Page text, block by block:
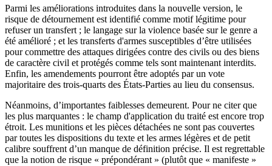
Parmi les améliorations introduites dans la nouvelle version, le
risque de détournement est identifié comme motif légitime pour
refuser un transfert ; le langage sur la violence basée sur le genre a
été amélioré ; et les transferts d'armes susceptibles d’être utilisées
pour commettre des attaques dirigées contre des civils ou des biens
de caractère civil et protégés comme tels sont maintenant interdits.
Enfin, les amendements pourront être adoptés par un vote
majoritaire des trois-quarts des États-Parties au lieu du consensus.
Néanmoins, d’importantes faiblesses demeurent. Pour ne citer que
les plus marquantes : le champ d'application du traité est encore trop
étroit. Les munitions et les pièces détachées ne sont pas couvertes
par toutes les dispositions du texte et les armes légères et de petit
calibre souffrent d’un manque de définition précise. Il est regrettable
que la notion de risque « prépondérant » (plutôt que « manifeste »